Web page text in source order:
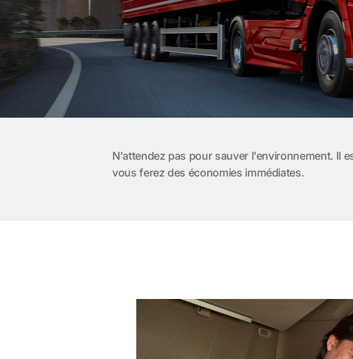
N'attendez pas pour sauver l'environnement. Il
vous ferez des économies immédiates.